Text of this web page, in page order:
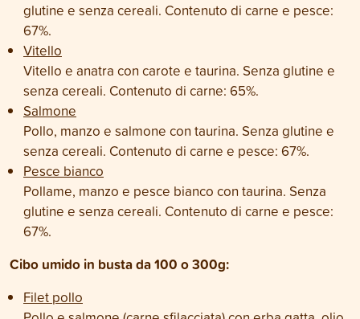
glutine e senza cereali. Contenuto di carne e pesce:
67%.
Vitello
Vitello e anatra con carote e taurina. Senza glutine e
senza cereali. Contenuto di carne: 65%.
Salmone
Pollo, manzo e salmone con taurina. Senza glutine e
senza cereali. Contenuto di carne e pesce: 67%.
Pesce bianco
Pollame, manzo e pesce bianco con taurina. Senza
glutine e senza cereali. Contenuto di carne e pesce:
67%.
Cibo umido in busta da 100 o 300g:
Filet pollo